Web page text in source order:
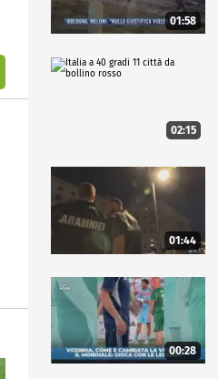
01:58
02:15
01:44
00:28